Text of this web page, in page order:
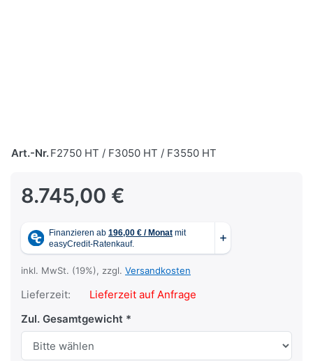
Art.-Nr.F2750 HT / F3050 HT / F3550 HT
8.745,00 €
inkl. MwSt. (19%), zzgl. Versandkosten
Lieferzeit:
Lieferzeit auf Anfrage
Zul. Gesamtgewicht